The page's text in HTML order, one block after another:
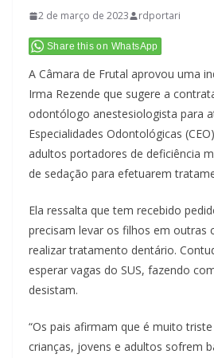
2 de março de 2023 rdportari
Share this on WhatsApp
A Câmara de Frutal aprovou uma
Irma Rezende que sugere a
odontólogo anestesiologista para
Especialidades Odontológicas
adultos portadores de deficiência
de sedação para efetuarem
Ela ressalta que tem recebido
precisam levar os filhos em outras
realizar tratamento dentário.
esperar vagas do SUS, fazendo
desistam.
“Os pais afirmam que é muito
crianças, jovens e adultos sofrem